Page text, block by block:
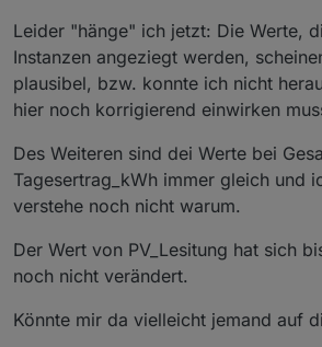
Leider "hänge" ich jetzt: Die Werte,
Instanzen angeziegt werden,
plausibel, bzw. konnte ich nicht
hier noch korrigierend einwirken
Des Weiteren sind dei Werte bei
Tagesertrag_kWh immer gleich und
verstehe noch nicht warum.
Der Wert von PV_Lesitung hat sich
noch nicht verändert.
Könnte mir da vielleicht jemand auf